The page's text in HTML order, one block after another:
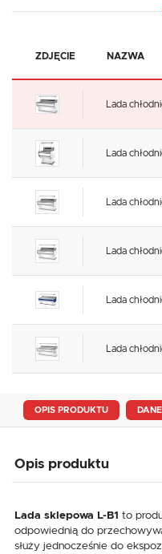
ZDJĘCIE NAZWA
Lada
Lada
Lada
Lada
Lada
Lada
OPIS PRODUKTU
Opis produktu
Lada sklepowa L-B1 to
odpowiednią do
służy jednocześnie do